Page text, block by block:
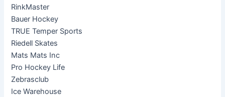
RinkMaster
Bauer Hockey
TRUE Temper Sports
Riedell Skates
Mats Mats Inc
Pro Hockey Life
Zebrasclub
Ice Warehouse